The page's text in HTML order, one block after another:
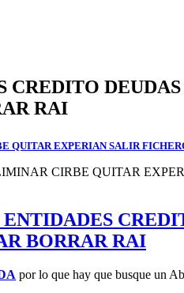
CREDITO
RAI
QUITAR EXPERIAN SALIR
BORRAR RAI
por lo que hay que busque un